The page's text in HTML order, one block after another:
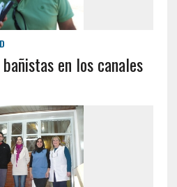
en los canales